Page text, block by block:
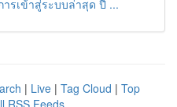
ารเข้าสู่ระบบล่าสุด ปี ...
| Live | Tag Cloud | Top
RSS Feeds